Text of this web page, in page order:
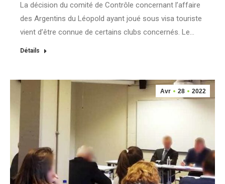
La décision du comité de Contrôle concernant l’affaire
des Argentins du Léopold ayant joué sous visa touriste
vient d’être connue de certains clubs concernés. Le…
Détails
Avr 28 2022